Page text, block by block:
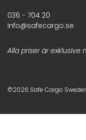
036 - 704 20
info@safecargo.se
Alla priser är exklusive
©2026 Safe Cargo